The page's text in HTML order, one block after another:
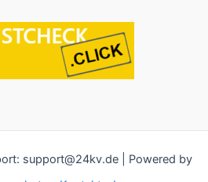
support@24kv.de | Powered by